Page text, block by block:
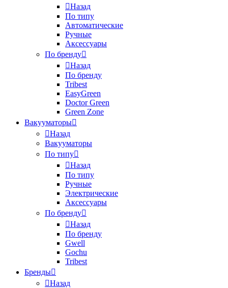
Назад
По типу
Автоматические
Ручные
Аксессуары
По бренду
Назад
По бренду
Tribest
EasyGreen
Doctor Green
Green Zone
Вакууматоры
Назад
Вакууматоры
По типу
Назад
По типу
Ручные
Электрические
Аксессуары
По бренду
Назад
По бренду
Gwell
Gochu
Tribest
Бренды
Назад